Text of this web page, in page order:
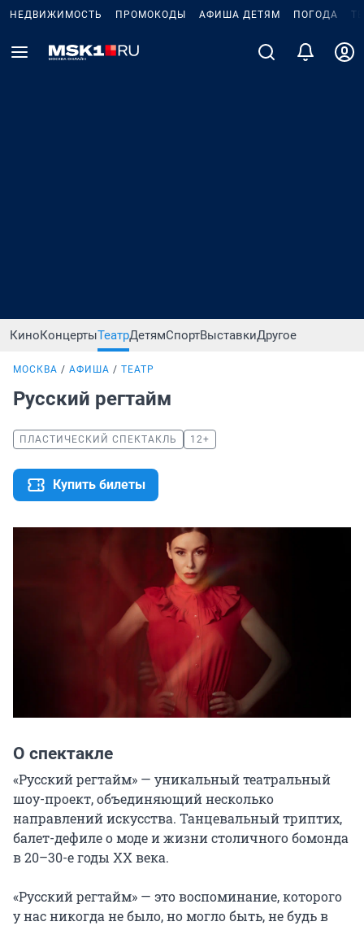
НЕДВИЖИМОСТЬ ПРОМОКОДЫ АФИША ДЕТЯМ ПОГОДА
КиноКонцертыТеатрДетямСпортВыставкиДругое
МОСКВА АФИША ТЕАТР
Русский регтайм
ПЛАСТИЧЕСКИЙ СПЕКТАКЛЬ 12+
Купить билеты
О спектакле
«Русский регтайм» — уникальный театральный
шоу-проект, объединяющий несколько
направлений искусства. Танцевальный триптих,
балет-дефиле о моде и жизни столичного бомонда
в 20–30-е годы ХХ века.
«Русский регтайм» — это воспоминание, которого
у нас никогда не было, но могло быть, не будь в